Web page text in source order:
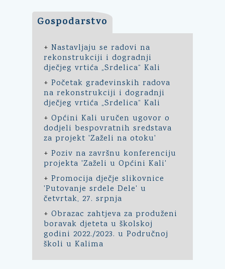
Gospodarstvo
+ Nastavljaju se radovi na
rekonstrukciji i dogradnji
dječjeg vrtića „Srdelica“ Kali
+ Početak građevinskih radova
na rekonstrukciji i dogradnji
dječjeg vrtića „Srdelica“ Kali
+ Općini Kali uručen ugovor o
dodjeli bespovratnih sredstava
za projekt 'Zaželi na otoku'
+ Poziv na završnu konferenciju
projekta 'Zaželi u Općini Kali'
+ Promocija dječje slikovnice
'Putovanje srdele Dele' u
četvrtak, 27. srpnja
+ Obrazac zahtjeva za produženi
boravak djeteta u školskoj
godini 2022./2023. u Područnoj
školi u Kalima